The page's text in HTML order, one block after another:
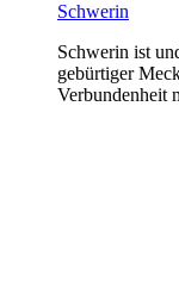
Schwerin
Schwerin ist
gebürtiger
Verbundenheit